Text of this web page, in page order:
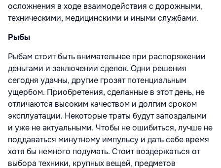
осложнения в ходе взаимодействия с дорожными,
техническими, медицинскими и иными службами.
Рыбы
Рыбам стоит быть внимательнее при распоряжении
деньгами и заключении сделок. Одни решения
сегодня удачны, другие грозят потенциальным
ущербом. Приобретения, сделанные в этот день, не
отличаются высоким качеством и долгим сроком
эксплуатации. Некоторые траты будут запоздалыми
и уже не актуальными. Чтобы не ошибиться, лучше не
поддаваться минутному импульсу и дать себе время
хотя бы немного подумать. Стоит воздержаться от
выбора техники, крупных вещей, предметов